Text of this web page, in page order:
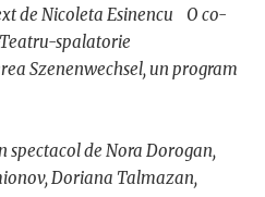
de Nicoleta Esinencu O co-
spalatorie
Szenenwechsel, un program
de Nora Dorogan,
Doriana Talmazan,